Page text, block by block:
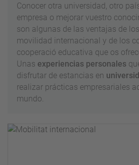
Conocer otra universidad, otro
empresa o mejorar vuestro
son algunas de las ventajas de
movilidad internacional y de los
cooperació educativa que os
Unas experiencias personales
disfrutar de estancias en
realizar prácticas empresariales
mundo.